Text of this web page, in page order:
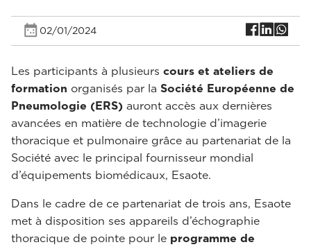
02/01/2024
Les participants à plusieurs cours et ateliers de
formation organisés par la Société Européenne de
Pneumologie (ERS) auront accès aux dernières
avancées en matière de technologie d’imagerie
thoracique et pulmonaire grâce au partenariat de la
Société avec le principal fournisseur mondial
d’équipements biomédicaux, Esaote.
Dans le cadre de ce partenariat de trois ans, Esaote
met à disposition ses appareils d’échographie
thoracique de pointe pour le programme de